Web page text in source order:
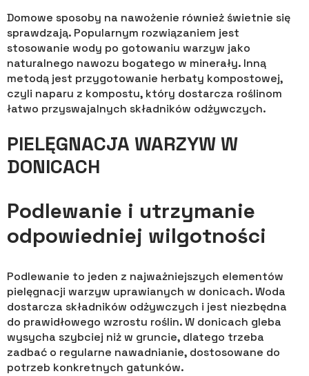
Domowe sposoby na nawożenie również świetnie się
sprawdzają. Popularnym rozwiązaniem jest
stosowanie wody po gotowaniu warzyw jako
naturalnego nawozu bogatego w minerały. Inną
metodą jest przygotowanie herbaty kompostowej,
czyli naparu z kompostu, który dostarcza roślinom
łatwo przyswajalnych składników odżywczych.
PIELĘGNACJA WARZYW W
DONICACH
Podlewanie i utrzymanie
odpowiedniej wilgotności
Podlewanie to jeden z najważniejszych elementów
pielęgnacji warzyw uprawianych w donicach. Woda
dostarcza składników odżywczych i jest niezbędna
do prawidłowego wzrostu roślin. W donicach gleba
wysycha szybciej niż w gruncie, dlatego trzeba
zadbać o regularne nawadnianie, dostosowane do
potrzeb konkretnych gatunków.